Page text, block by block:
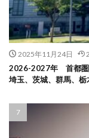
2025年11月24日
2026-2027年 首都圏
埼玉、茨城、群馬、栃